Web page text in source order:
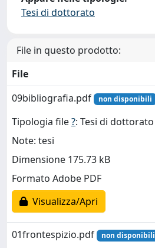
Tesi di dottorato
File in questo prodotto:
File
09bibliografia.pdf
non disponibili
Tipologia file?: Tesi di dottorato
Note: tesi
Dimensione 175.73 kB
Formato Adobe PDF
Visualizza/Apri
01frontespizio.pdf non disponibili